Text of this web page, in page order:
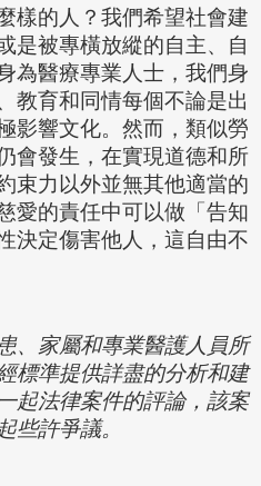
的人？我們希望社會建
是被專橫放縱的自主、自
為醫療專業人士，我們身
教育和同情每個不論是出
影響文化。然而，類似勞
會發生，在實現道德和所
束力以外並無其他適當的
愛的責任中可以做「告知
決定傷害他人，這自由不
、家屬和專業醫護人員所
標準提供詳盡的分析和建
起法律案件的評論，該案
些許爭議。